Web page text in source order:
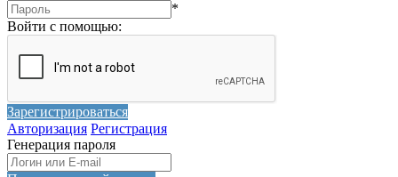
*
Войти с помощью:
Зарегистрироваться
Авторизация Регистрация
Генерация пароля